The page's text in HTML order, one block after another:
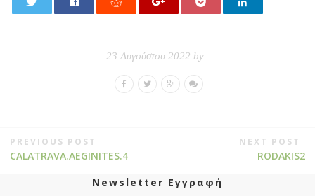
23 Αυγούστου 2022 by
PREVIOUS POST
CALATRAVA.AEGINITES.4
NEXT POST
RODAKIS2
Newsletter Εγγραφή